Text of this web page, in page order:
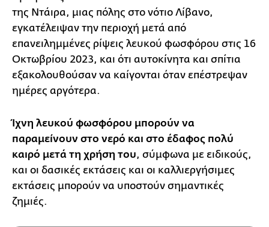
της Ντάιρα, μιας πόλης στο νότιο Λίβανο,
εγκατέλειψαν την περιοχή μετά από
επανειλημμένες ρίψεις λευκού φωσφόρου στις 16
Οκτωβρίου 2023, και ότι αυτοκίνητα και σπίτια
εξακολουθούσαν να καίγονται όταν επέστρεψαν
ημέρες αργότερα.
Ίχνη λευκού φωσφόρου μπορούν να
παραμείνουν στο νερό και στο έδαφος πολύ
καιρό μετά τη χρήση του, σύμφωνα με ειδικούς,
και οι δασικές εκτάσεις και οι καλλιεργήσιμες
εκτάσεις μπορούν να υποστούν σημαντικές
ζημιές.